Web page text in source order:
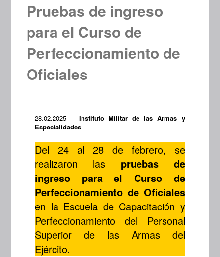
Pruebas de ingreso
para el Curso de
Perfeccionamiento de
Oficiales
28.02.2025 – Instituto Militar de las Armas y
Especialidades
Del 24 al 28 de febrero, se
realizaron las pruebas de
ingreso para el Curso de
Perfeccionamiento de Oficiales
en la Escuela de Capacitación y
Perfeccionamiento del Personal
Superior de las Armas del
Ejército.